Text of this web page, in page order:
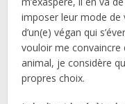
imposer leur mode de
d’un(e) végan qui
vouloir me convaincre
animal, je considère
propres choix.